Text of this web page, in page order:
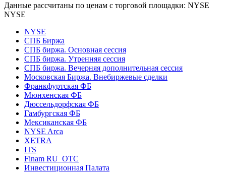
Данные рассчитаны по ценам с торговой площадки: NYSE
NYSE
NYSE
СПБ Биржа
СПБ биржа. Основная сессия
СПБ биржа. Утренняя сессия
СПБ биржа. Вечерняя дополнительная сессия
Московская Биржа. Внебиржевые сделки
Франкфуртская ФБ
Мюнхенская ФБ
Дюссельдорфская ФБ
Гамбургская ФБ
Мексиканская ФБ
NYSE Arca
XETRA
ITS
Finam RU_OTC
Инвестиционная Палата